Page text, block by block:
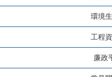
環境
工程
廉政